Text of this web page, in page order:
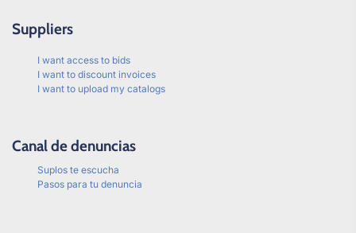
Suppliers
I want access to bids
I want to discount invoices
I want to upload my catalogs
Canal de denuncias
Suplos te escucha
Pasos para tu denuncia